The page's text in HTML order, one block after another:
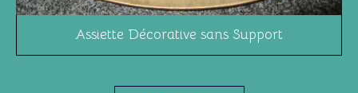
Assiette Décorative sans Support